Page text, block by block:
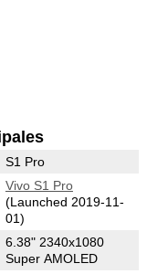
S1 Pro
Vivo S1 Pro
(Launched 2019-11-
01)
6.38" 2340x1080
Super AMOLED